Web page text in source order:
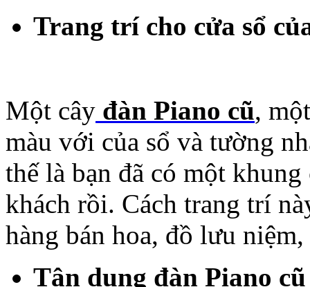
Trang trí cho cửa sổ
Một cây đàn Piano cũ,
màu với của sổ và tường
thế là bạn đã có một
khách rồi. Cách trang trí
hàng bán hoa, đồ lưu
Tận dụng đàn Piano